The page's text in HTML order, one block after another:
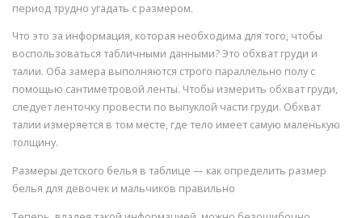
период трудно угадать с размером.
Что это за информация, которая необходима для того, чтобы
воспользоваться табличными данными? Это обхват груди и
талии. Оба замера выполняются строго параллельно полу с
помощью сантиметровой ленты. Чтобы измерить обхват груди,
следует ленточку провести по выпуклой части груди. Обхват
талии измеряется в том месте, где тело имеет самую маленькую
толщину.
Размеры детского белья в таблице — как определить размер
белья для девочек и мальчиков правильно